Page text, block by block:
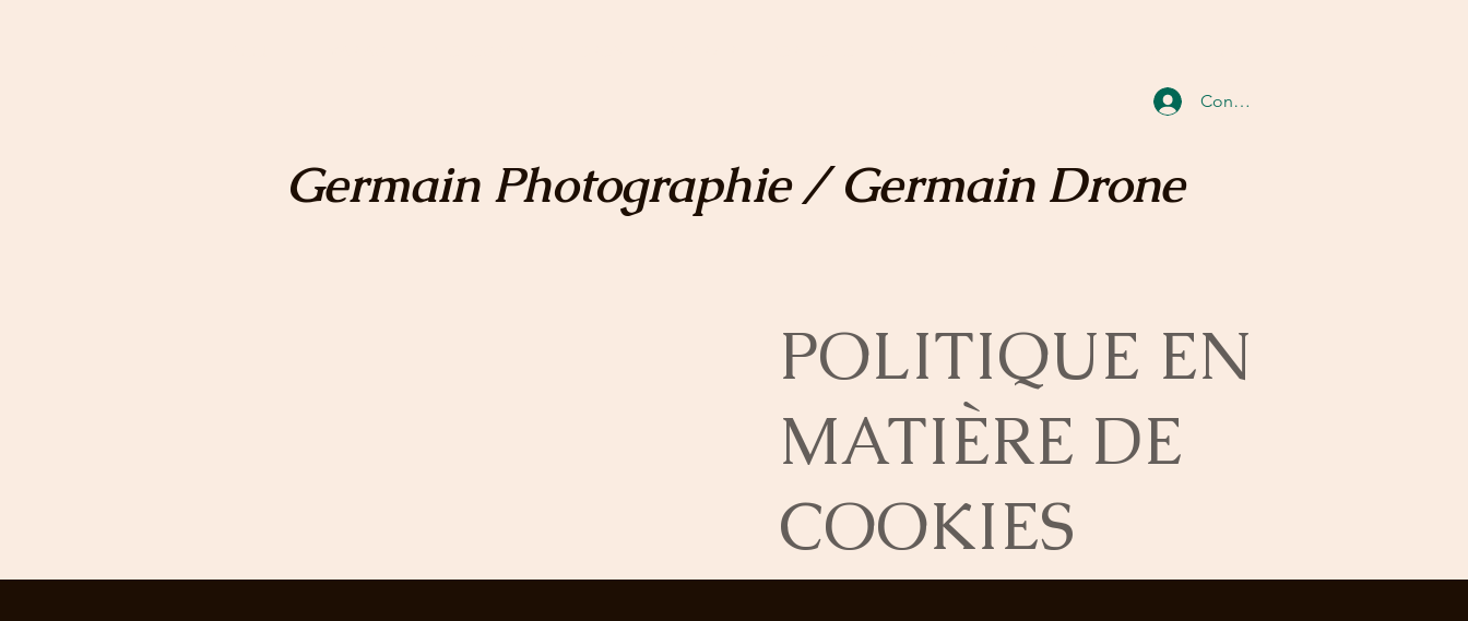
Connexion
Germain Photographie / Germain Drone
POLITIQUE EN
MATIÈRE DE
COOKIES